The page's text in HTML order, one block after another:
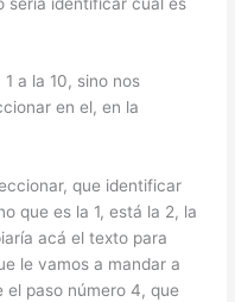
a la 10, sino nos
en el, en la
que identificar
que es la 1, está la 2, la
acá el texto para
le vamos a mandar a
el paso número 4, que